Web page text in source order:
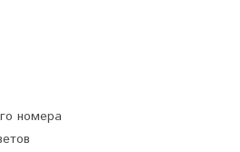
номера